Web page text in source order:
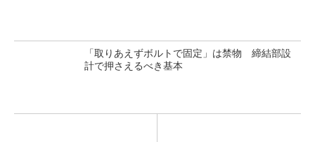
「取りあえずボルトで固定」は禁物 締結部設
計で押さえるべき基本